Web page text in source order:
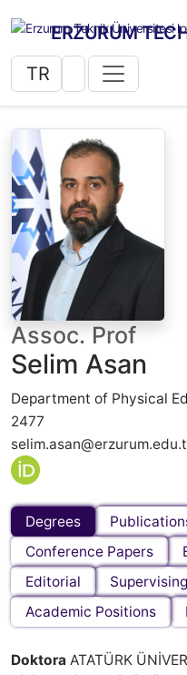
ERZURUM
TR
Assoc. Prof
Selim Asan
Department of Physical
2477
Degrees
Conference Papers
Editorial
Supervising
Academic Positions
Doktora ATATÜRK